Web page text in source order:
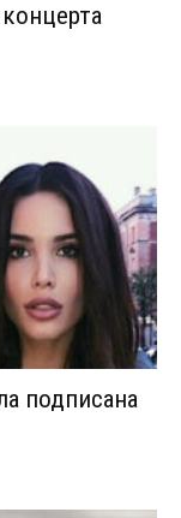
подписана